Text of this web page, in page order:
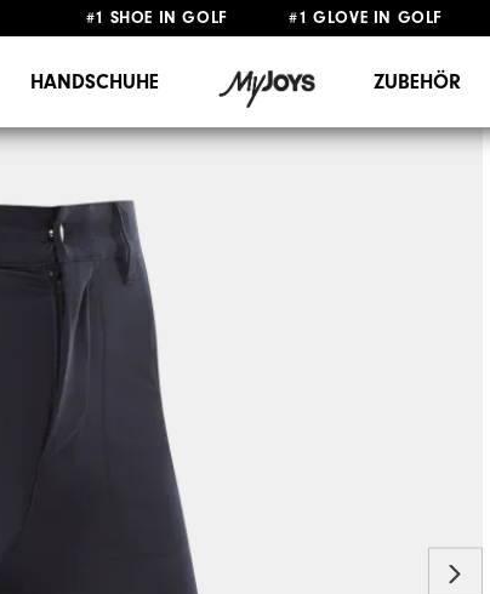
#1 SHOE IN GOLF #1 GLOVE IN GOLF
HANDSCHUHE ZUBEHÖR